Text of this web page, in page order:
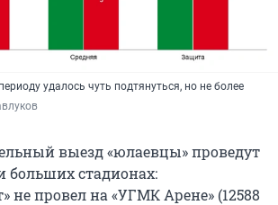
удалось чуть подтянуться, но не более
выезд «юлаевцы» проведут
стадионах:
не провел на «УГМК Арене» (12588